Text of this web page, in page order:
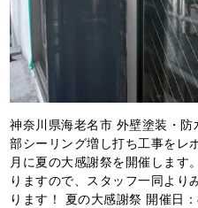
神奈川県海老名市 外壁塗装・
部シーリング増し打ち工事をレ
月に夏の大感謝祭を開催します
りますので、スタッフ一同より
ります！ 夏の大感謝祭 開催日